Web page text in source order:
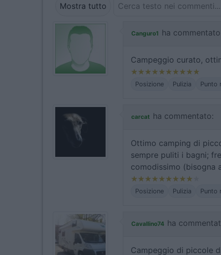
Mostra tutto
Canguro1 ha
Campeggio curato,
Posizione Pulizia Punto
carcat ha commentato:
Ottimo camping di
sempre puliti i bagni;
comodissimo (bisogna
Posizione Pulizia Punto
Cavallino74 ha
Campeggio di piccole